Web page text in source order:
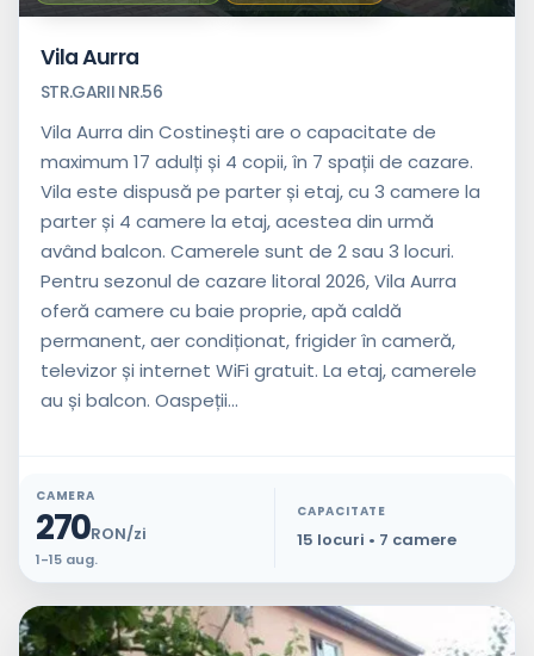
Vila Aurra
STR.GARII NR.56
Vila Aurra din Costinești are o capacitate de
maximum 17 adulți și 4 copii, în 7 spații de cazare.
Vila este dispusă pe parter și etaj, cu 3 camere la
parter și 4 camere la etaj, acestea din urmă
având balcon. Camerele sunt de 2 sau 3 locuri.
Pentru sezonul de cazare litoral 2026, Vila Aurra
oferă camere cu baie proprie, apă caldă
permanent, aer condiționat, frigider în cameră,
televizor și internet WiFi gratuit. La etaj, camerele
au și balcon. Oaspeții...
CAMERA
270RON/zi
1-15 aug.
CAPACITATE
15 locuri • 7 camere